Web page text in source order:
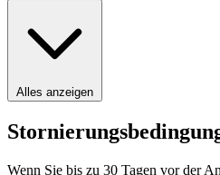
Alles anzeigen
Wenn Sie bis zu 30 Tagen vor der